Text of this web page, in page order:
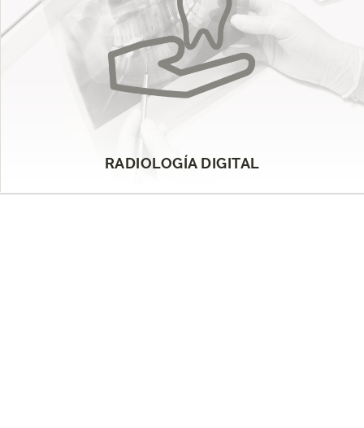
RADIOLOGÍA DIGITAL